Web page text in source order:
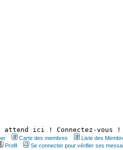
attend ici ! Connectez-vous !
Carte des membres
Liste des
Profil
Se connecter pour vérifier ses